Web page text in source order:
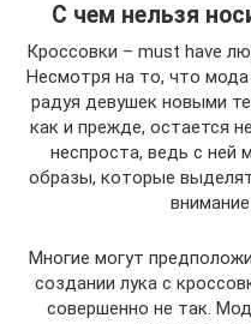
С чем нельзя
Кроссовки – must have
Несмотря на то, что
радуя девушек новыми
как и прежде, остается
неспроста, ведь с ней
образы, которые
Многие могут
создании лука с
совершенно не так.